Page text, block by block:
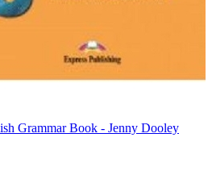
Grammar Book - Jenny Dooley